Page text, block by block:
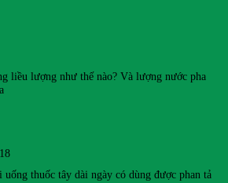
liều lượng như thế nào? Và lượng nước pha
thuốc tây dài ngày có dùng được phan tả